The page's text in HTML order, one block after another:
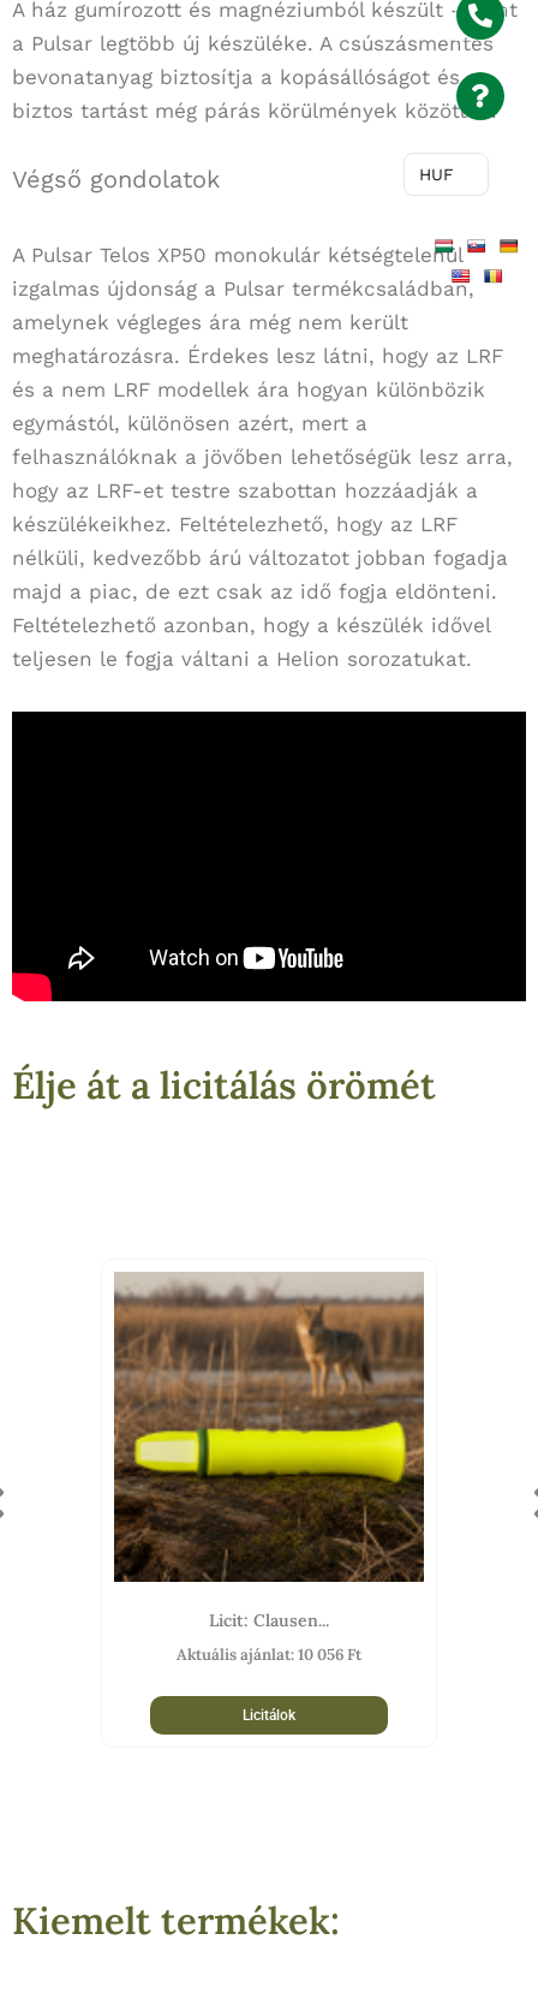
A ház gumírozott és magnéziumból készült – mint
a Pulsar legtöbb új készüléke. A csúszásmentes
bevonatanyag biztosítja a kopásállóságot és a
biztos tartást még párás körülmények között is.
Végső gondolatok
A Pulsar Telos XP50 monokulár kétségtelenül
izgalmas újdonság a Pulsar termékcsaládban,
amelynek végleges ára még nem került
meghatározásra. Érdekes lesz látni, hogy az LRF
és a nem LRF modellek ára hogyan különbözik
egymástól, különösen azért, mert a
felhasználóknak a jövőben lehetőségük lesz arra,
hogy az LRF-et testre szabottan hozzáadják a
készülékeikhez. Feltételezhető, hogy az LRF
nélküli, kedvezőbb árú változatot jobban fogadja
majd a piac, de ezt csak az idő fogja eldönteni.
Feltételezhető azonban, hogy a készülék idővel
teljesen le fogja váltani a Helion sorozatukat.
Élje át a licitálás örömét
Licit: Clausen...
Aktuális ajánlat:10 056Ft
Licitálok
Kiemelt termékek:
HUF